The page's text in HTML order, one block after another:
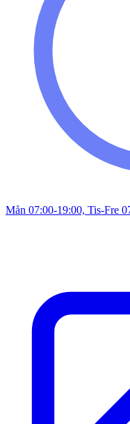
Mån 07:00-19:00, Tis-Fre